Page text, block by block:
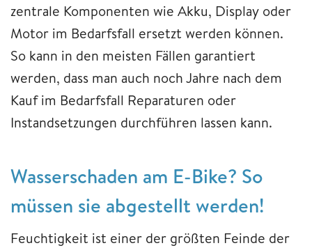
zentrale Komponenten wie Akku, Display oder
Motor im Bedarfsfall ersetzt werden können.
So kann in den meisten Fällen garantiert
werden, dass man auch noch Jahre nach dem
Kauf im Bedarfsfall Reparaturen oder
Instandsetzungen durchführen lassen kann.
Wasserschaden am E-Bike? So
müssen sie abgestellt werden!
Feuchtigkeit ist einer der größten Feinde der